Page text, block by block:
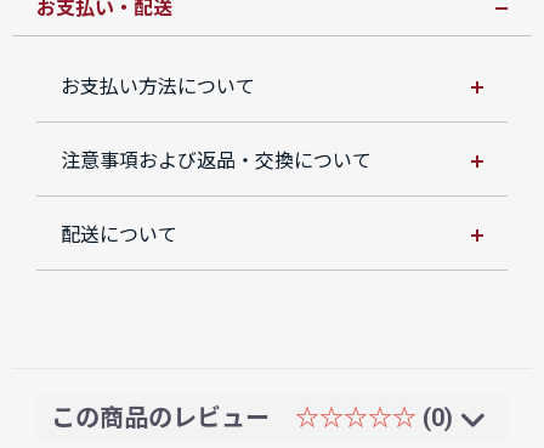
お支払い・配送
お支払い方法について
注意事項および返品・交換について
配送について
この商品のレビュー ☆☆☆☆☆ (0)